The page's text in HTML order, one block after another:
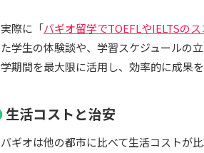
実際に「バギオ留学でTOEFLやIELTSの
た学生の体験談や、学習スケジュールの
学期間を最大限に活用し、効率的に成果
生活コストと治安
バギオは他の都市に比べて生活コストが